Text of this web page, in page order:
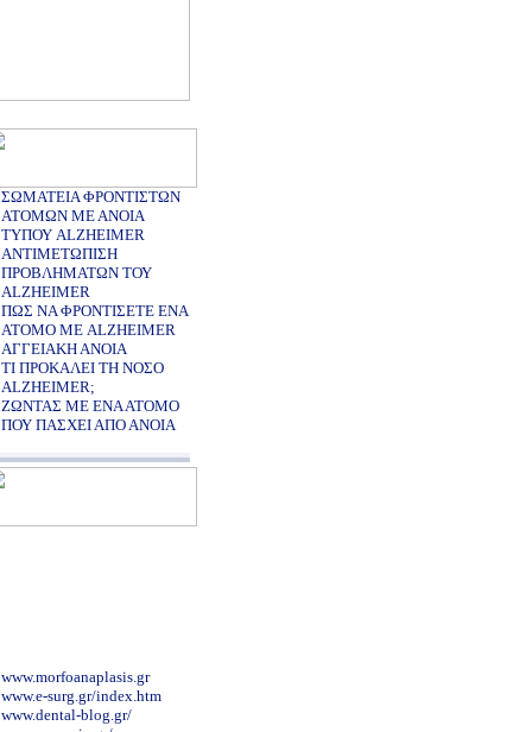
ΣΩΜΑΤΕΙΑ ΦΡΟΝΤΙΣΤΩΝ
ΑΤΟΜΩΝ ΜΕ ΑΝΟΙΑ
ΤΥΠΟΥ ALZHEIMER
ΑΝΤΙΜΕΤΩΠΙΣΗ
ΠΡΟΒΛΗΜΑΤΩΝ ΤΟΥ
ALZHEIMER
ΠΩΣ ΝΑ ΦΡΟΝΤΙΣΕΤΕ ΕΝΑ
ΑΤΟΜΟ ΜΕ ALZHEIMER
ΑΓΓΕΙΑΚΗ ΑΝΟΙΑ
ΤΙ ΠΡΟΚΑΛΕΙ ΤΗ ΝΟΣΟ
ALZHEIMER;
ΖΩΝΤΑΣ ΜΕ ΕΝΑ ΑΤΟΜΟ
ΠΟΥ ΠΑΣΧΕΙ ΑΠΟ ΑΝΟΙΑ
www.e-surg.gr/index.htm
www.dental-blog.gr/
www.onasseio.gr/